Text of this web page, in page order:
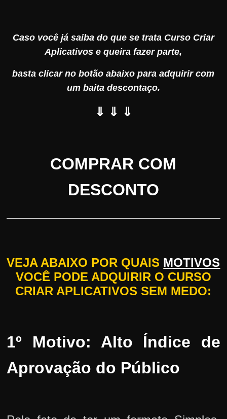
Caso você já saiba do que se trata Curso Criar
Aplicativos e queira fazer parte,
basta clicar no botão abaixo para adquirir com
um baita descontaço.
⇓ ⇓ ⇓
COMPRAR COM
DESCONTO
VEJA ABAIXO POR QUAIS MOTIVOS
VOCÊ PODE ADQUIRIR O CURSO
CRIAR APLICATIVOS SEM MEDO:
1º Motivo: Alto Índice de
Aprovação do Público